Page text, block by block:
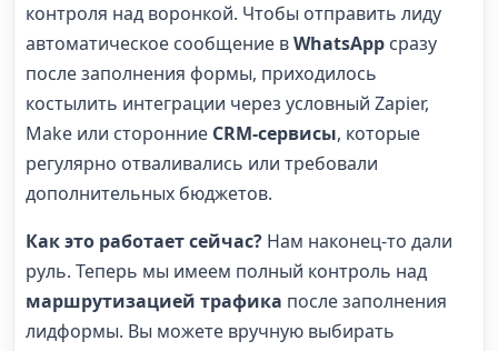
контроля над воронкой. Чтобы отправить лиду
автоматическое сообщение вWhatsApp сразу
после заполнения формы, приходилось
костылить интеграции через условный Zapier,
Make или сторонние CRM-сервисы, которые
регулярно отваливались или требовали
дополнительных бюджетов.
Как это работает сейчас? Нам наконец-то дали
руль. Теперь мы имеем полный контроль над
маршрутизацией трафика после заполнения
лидформы. Вы можете вручную выбирать